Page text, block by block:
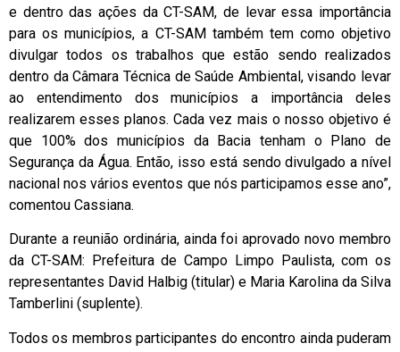
e dentro das ações da CT-SAM, de levar essa importância
para os municípios, a CT-SAM também tem como objetivo
divulgar todos os trabalhos que estão sendo realizados
dentro da Câmara Técnica de Saúde Ambiental, visando levar
ao entendimento dos municípios a importância deles
realizarem esses planos. Cada vez mais o nosso objetivo é
que 100% dos municípios da Bacia tenham o Plano de
Segurança da Água. Então, isso está sendo divulgado a nível
nacional nos vários eventos que nós participamos esse ano”,
comentou Cassiana.
Durante a reunião ordinária, ainda foi aprovado novo membro
da CT-SAM: Prefeitura de Campo Limpo Paulista, com os
representantes David Halbig (titular) e Maria Karolina da Silva
Tamberlini (suplente).
Todos os membros participantes do encontro ainda puderam